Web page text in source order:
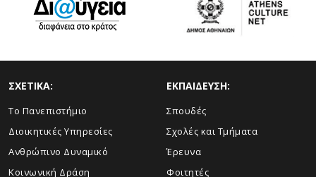
ΣΧΕΤΙΚΑ:
Το Πανεπιστήμιο
Διοικητικές Υπηρεσίες
Ανθρώπινο Δυναμικό
Κοινωνική Δράση
ΕΚΠΑΙΔΕΥΣΗ:
Σπουδές
Σχολές και Τμήματα
Έρευνα
Φοιτητές